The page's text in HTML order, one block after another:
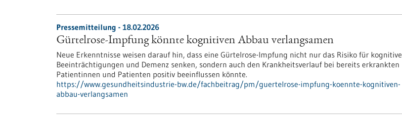
Pressemitteilung - 18.02.2026
Gürtelrose-Impfung könnte kognitiven Abbau verlangsamen
Neue Erkenntnisse weisen darauf hin, dass eine Gürtelrose-Impfung nicht nur das Risiko für kognitive
Beeinträchtigungen und Demenz senken, sondern auch den Krankheitsverlauf bei bereits erkrankten
Patientinnen und Patienten positiv beeinflussen könnte.
https://www.gesundheitsindustrie-bw.de/fachbeitrag/pm/guertelrose-impfung-koennte-kognitiven-
abbau-verlangsamen